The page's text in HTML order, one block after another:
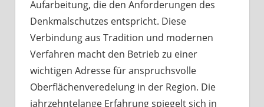
Aufarbeitung, die den Anforderungen des
Denkmalschutzes entspricht. Diese
Verbindung aus Tradition und modernen
Verfahren macht den Betrieb zu einer
wichtigen Adresse für anspruchsvolle
Oberflächenveredelung in der Region. Die
jahrzehntelange Erfahrung spiegelt sich in